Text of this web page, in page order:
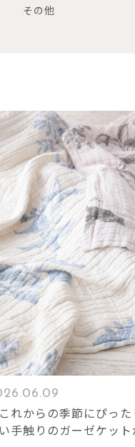
その他
れからの季節にぴっ
手触りのガーゼケット